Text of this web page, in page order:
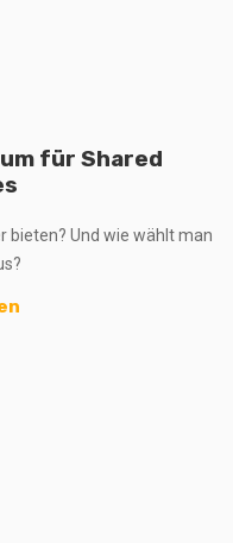
für Shared
bieten? Und wie wählt man